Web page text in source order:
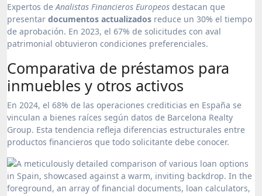
Expertos de Analistas Financieros Europeos destacan que
presentar documentos actualizados reduce un 30% el tiempo
de aprobación. En 2023, el 67% de solicitudes con aval
patrimonial obtuvieron condiciones preferenciales.
Comparativa de préstamos para
inmuebles y otros activos
En 2024, el 68% de las operaciones crediticias en España se
vinculan a bienes raíces según datos de Barcelona Realty
Group. Esta tendencia refleja diferencias estructurales entre
productos financieros que todo solicitante debe conocer.